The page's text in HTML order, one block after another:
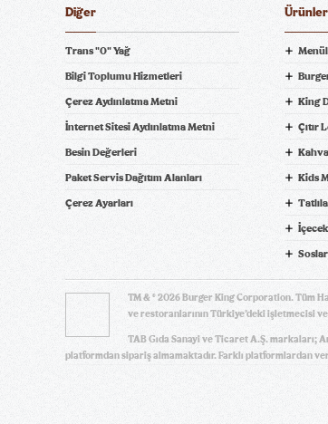
Ver! tiklagelsin.com
Ürünler
King
Çıtır
Kids
Soslar
Diğer
Trans "0" Yağ
Bilgi Toplumu Hizmetleri
Çerez Aydınlatma Metni
İnternet Sitesi Aydınlatma Metni
Besin Değerleri
Paket Servis Dağıtım Alanları
Çerez Ayarları
TM & © 2026 Burger King Corporation. Tüm
ve restoranlarının Türkiye’deki işletmecisi
TAB Gıda Sanayi ve Ticaret A.Ş. markaları;
platformdan sipariş almamaktadır. Farklı platformlardan